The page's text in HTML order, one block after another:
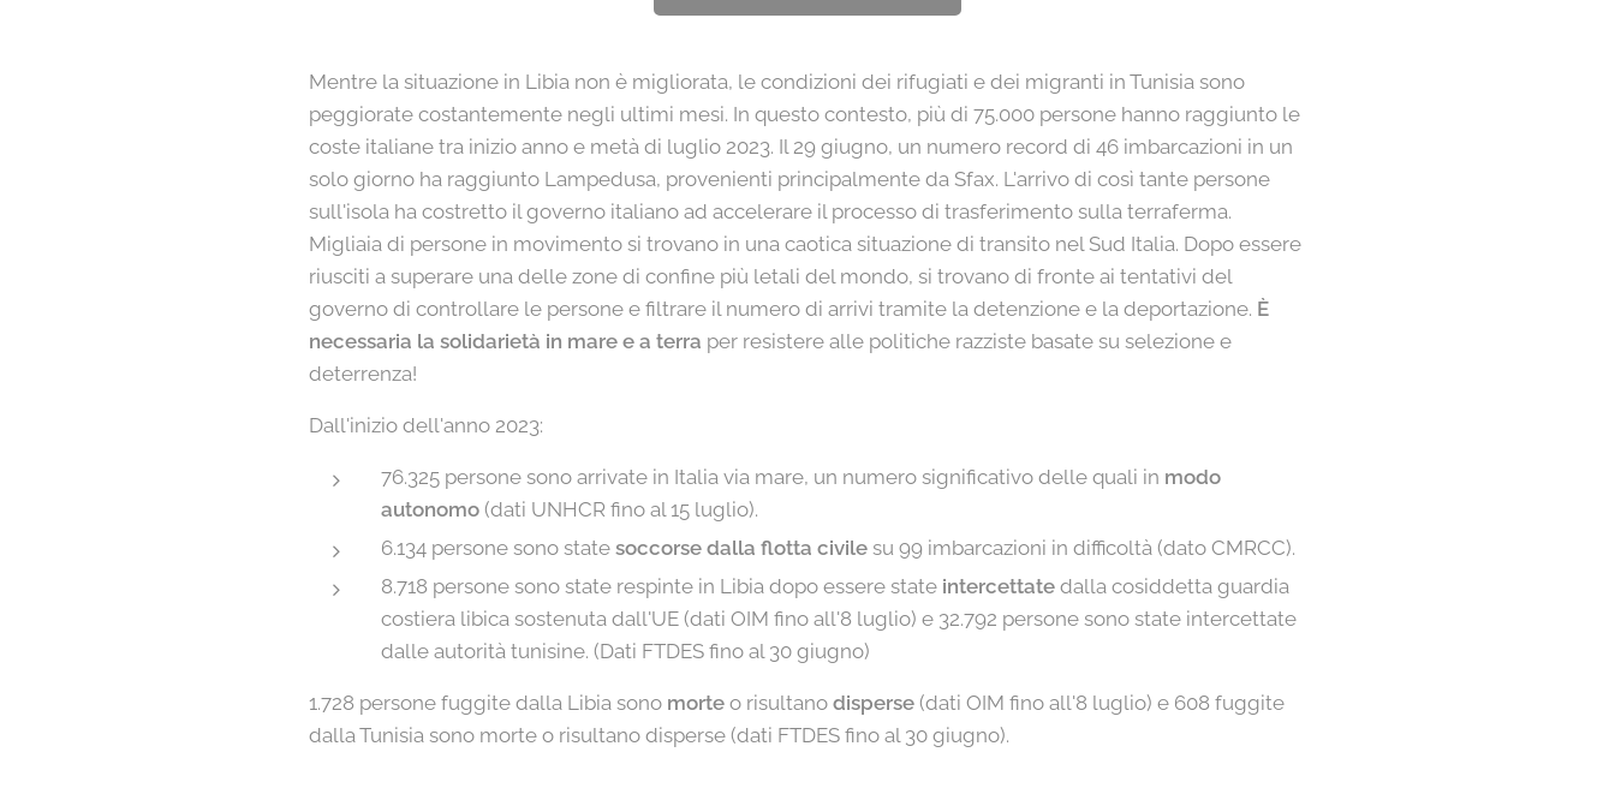
Mentre la situazione in Libia non è migliorata, le condizioni dei rifugiati e dei migranti in Tunisia sono
peggiorate costantemente negli ultimi mesi. In questo contesto, più di 75.000 persone hanno raggiunto le
coste italiane tra inizio anno e metà di luglio 2023. Il 29 giugno, un numero record di 46 imbarcazioni in un
solo giorno ha raggiunto Lampedusa, provenienti principalmente da Sfax. L'arrivo di così tante persone
sull'isola ha costretto il governo italiano ad accelerare il processo di trasferimento sulla terraferma.
Migliaia di persone in movimento si trovano in una caotica situazione di transito nel Sud Italia. Dopo essere
riusciti a superare una delle zone di confine più letali del mondo, si trovano di fronte ai tentativi del
governo di controllare le persone e filtrare il numero di arrivi tramite la detenzione e la deportazione. È
necessaria la solidarietà in mare e a terra per resistere alle politiche razziste basate su selezione e
deterrenza!
Dall'inizio dell'anno 2023:
76.325 persone sono arrivate in Italia via mare, un numero significativo delle quali in modo
autonomo (dati UNHCR fino al 15 luglio).
6.134 persone sono state soccorse dalla flotta civile su 99 imbarcazioni in difficoltà (dato CMRCC).
8.718 persone sono state respinte in Libia dopo essere state intercettate dalla cosiddetta guardia
costiera libica sostenuta dall'UE (dati OIM fino all'8 luglio) e 32.792 persone sono state intercettate
dalle autorità tunisine. (Dati FTDES fino al 30 giugno)
1.728 persone fuggite dalla Libia sono morte o risultano disperse (dati OIM fino all'8 luglio) e 608 fuggite
dalla Tunisia sono morte o risultano disperse (dati FTDES fino al 30 giugno).